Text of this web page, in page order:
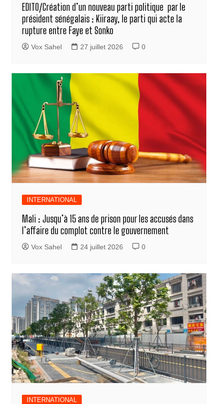
EDITO/Création d’un nouveau parti politique par le
président sénégalais : Kiiraay, le parti qui acte la
rupture entre Faye et Sonko
Vox Sahel 27 juillet 2026 0
INTERNATIONAL
Mali : Jusqu’à 15 ans de prison pour les accusés dans
l’affaire du complot contre le gouvernement
Vox Sahel 24 juillet 2026 0
INTERNATIONAL